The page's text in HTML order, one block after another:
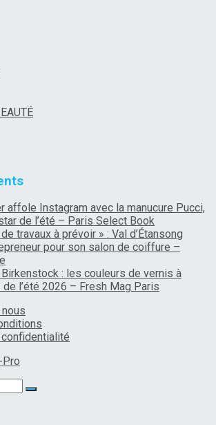
affole Instagram avec la manucure Pucci,
de l’été – Paris Select Book
de travaux à prévoir » : Val d’Étansong
pour son salon de coiffure –
Birkenstock : les couleurs de vernis à
l’été 2026 – Fresh Mag Paris
Pro